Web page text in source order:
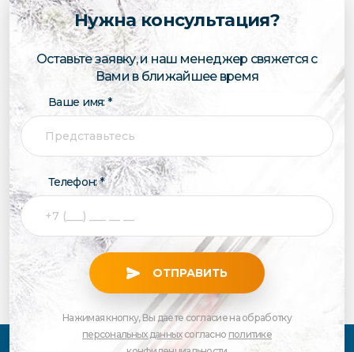
Нужна консультация?
Оставьте заявку, и наш менеджер свяжется с
Вами в ближайшее время
Ваше имя: *
Телефон: *
ОТПРАВИТЬ
Нажимая кнопку, Вы даете согласие на обработку
персональных данныхсогласно политике